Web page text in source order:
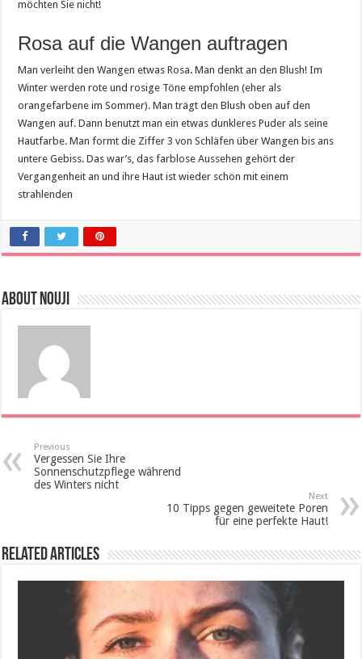
möchten Sie nicht!
Rosa auf die Wangen auftragen
Man verleiht den Wangen etwas Rosa. Man denkt an den Blush! Im
Winter werden rote und rosige Töne empfohlen (eher als
orangefarbene im Sommer). Man trägt den Blush oben auf den
Wangen auf. Dann benutzt man ein etwas dunkleres Puder als seine
Hautfarbe. Man formt die Ziffer 3 von Schläfen über Wangen bis ans
untere Gebiss. Das war’s, das farblose Aussehen gehört der
Vergangenheit an und ihre Haut ist wieder schön mit einem
strahlenden
About Nouji
Previous
Vergessen Sie Ihre
Sonnenschutzpflege während
des Winters nicht
Next
10 Tipps gegen geweitete Poren
für eine perfekte Haut!
Related Articles